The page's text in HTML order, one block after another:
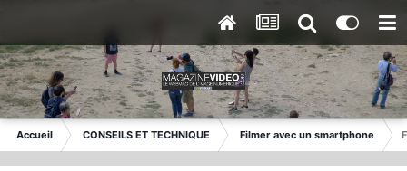
Accueil CONSEILS ET TECHNIQUE Filmer avec un smartphone